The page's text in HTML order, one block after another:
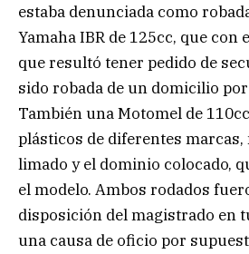
estaba denunciada como
Yamaha IBR de 125cc, que
que resultó tener pedido de
sido robada de un domicilio
También una Motomel de
plásticos de diferentes
limado y el dominio colocado,
el modelo. Ambos rodados
disposición del magistrado en
una causa de oficio por